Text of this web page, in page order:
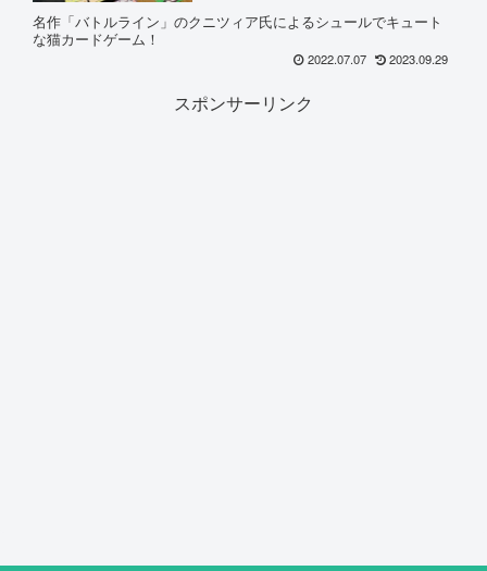
名作「バトルライン」のクニツィア氏によるシュールでキュート
な猫カードゲーム！
2022.07.07 2023.09.29
スポンサーリンク